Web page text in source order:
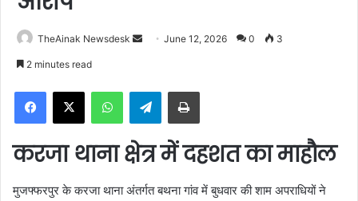
TheAinak Newsdesk
a
e
a
June 12, 2026 0 3
2 minutes read
Telegram
करजा थाना क्षेत्र में दहशत का माहौल
मुजफ्फरपुर के करजा थाना अंतर्गत बथना गांव में बुधवार की शाम अपराधियों ने